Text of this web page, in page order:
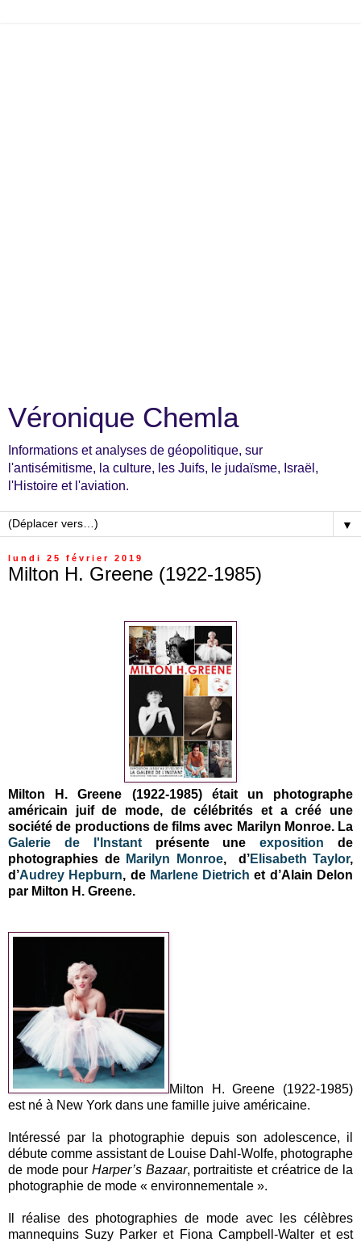
Véronique Chemla
Informations et analyses de géopolitique, sur
l'antisémitisme, la culture, les Juifs, le judaïsme, Israël,
l'Histoire et l'aviation.
▼
lundi 25 février 2019
Milton H. Greene (1922-1985)
Milton H. Greene (1922-1985) était un photographe
américain juif de mode, de célébrités et a créé une
société de productions de films avec Marilyn Monroe. La
Galerie de l'Instantprésente uneexposition de
photographies de Marilyn Monroe, d’Elisabeth Taylor,
d’Audrey Hepburn, de Marlene Dietrich et d’Alain Delon
par Milton H. Greene.
Milton H. Greene (1922-1985)
est né à New York dans une famille juive américaine.
Intéressé par la photographie depuis son adolescence, il
débute comme assistant de Louise Dahl-Wolfe, photographe
de mode pour Harper’s Bazaar, portraitiste et créatrice de la
photographie de mode « environnementale ».
Il réalise des photographies de mode avec les célèbres
mannequins Suzy Parker et Fiona Campbell-Walter et est